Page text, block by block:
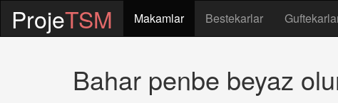
ProjeTSM Makamlar Bestekarlar
Bahar penbe beyaz